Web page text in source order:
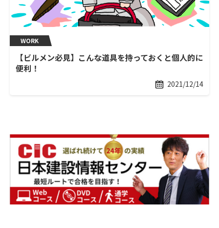
WORK
【ビルメン必見】こんな道具を持っておくと個人的に
便利！
2021/12/14